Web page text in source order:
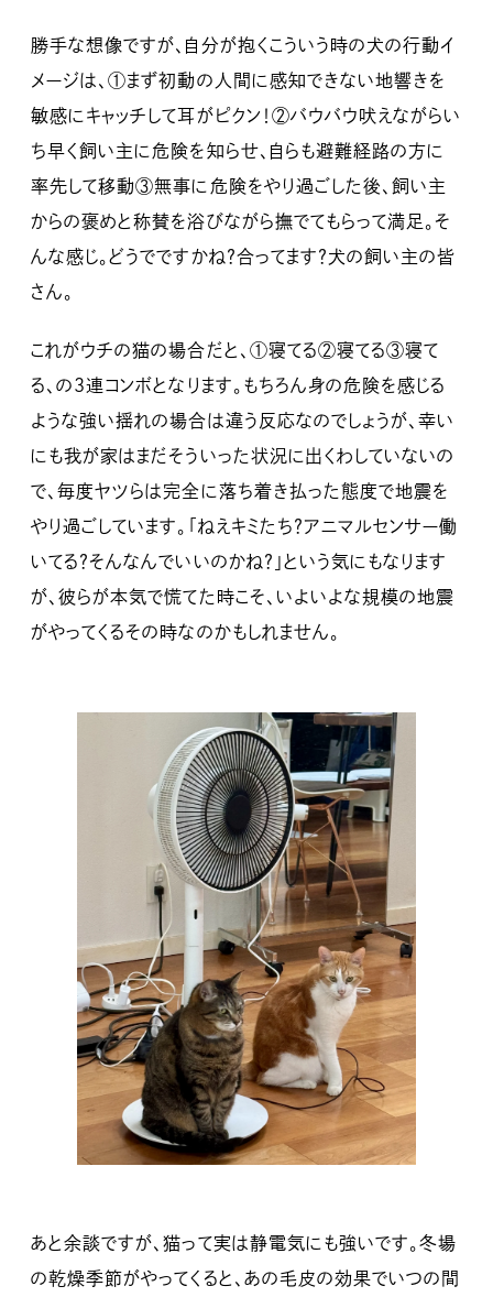
勝手な想像ですが、自分が抱くこういう時の犬の行動イ
メージは、①まず初動の人間に感知できない地響きを
敏感にキャッチして耳がピクン！②バウバウ吠えながらい
ち早く飼い主に危険を知らせ、自らも避難経路の方に
率先して移動③無事に危険をやり過ごした後、飼い主
からの褒めと称賛を浴びながら撫でてもらって満足。そ
んな感じ。どうでですかね？合ってます？犬の飼い主の皆
さん。
これがウチの猫の場合だと、①寝てる②寝てる③寝て
る、の３連コンボとなります。もちろん身の危険を感じる
ような強い揺れの場合は違う反応なのでしょうが、幸い
にも我が家はまだそういった状況に出くわしていないの
で、毎度ヤツらは完全に落ち着き払った態度で地震を
やり過ごしています。「ねえキミたち？アニマルセンサー働
いてる？そんなんでいいのかね？」という気にもなります
が、彼らが本気で慌てた時こそ、いよいよな規模の地震
がやってくるその時なのかもしれません。
あと余談ですが、猫って実は静電気にも強いです。冬場
の乾燥季節がやってくると、あの毛皮の効果でいつの間